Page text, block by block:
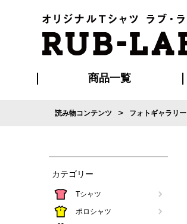
商品一覧
読み物コンテンツ > フォトギャラリー
カテゴリー
Tシャツ
ポロシャツ